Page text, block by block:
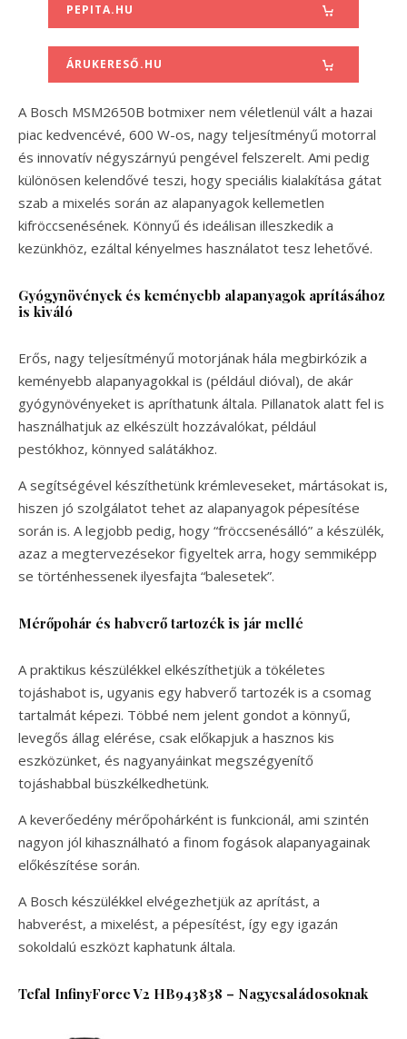
PEPITA.HU
ÁRUKERESŐ.HU
A Bosch MSM2650B botmixer nem véletlenül vált a hazai
piac kedvencévé, 600 W-os, nagy teljesítményű motorral
és innovatív négyszárnyú pengével felszerelt. Ami pedig
különösen kelendővé teszi, hogy speciális kialakítása gátat
szab a mixelés során az alapanyagok kellemetlen
kifröccsenésének. Könnyű és ideálisan illeszkedik a
kezünkhöz, ezáltal kényelmes használatot tesz lehetővé.
Gyógynövények és keményebb alapanyagok aprításához
is kiváló
Erős, nagy teljesítményű motorjának hála megbirkózik a
keményebb alapanyagokkal is (például dióval), de akár
gyógynövényeket is apríthatunk általa. Pillanatok alatt fel is
használhatjuk az elkészült hozzávalókat, például
pestókhoz, könnyed salátákhoz.
A segítségével készíthetünk krémleveseket, mártásokat is,
hiszen jó szolgálatot tehet az alapanyagok pépesítése
során is. A legjobb pedig, hogy “fröccsenésálló” a készülék,
azaz a megtervezésekor figyeltek arra, hogy semmiképp
se történhessenek ilyesfajta “balesetek”.
Mérőpohár és habverő tartozék is jár mellé
A praktikus készülékkel elkészíthetjük a tökéletes
tojáshabot is, ugyanis egy habverő tartozék is a csomag
tartalmát képezi. Többé nem jelent gondot a könnyű,
levegős állag elérése, csak előkapjuk a hasznos kis
eszközünket, és nagyanyáinkat megszégyenítő
tojáshabbal büszkélkedhetünk.
A keverőedény mérőpohárként is funkcionál, ami szintén
nagyon jól kihasználható a finom fogások alapanyagainak
előkészítése során.
A Bosch készülékkel elvégezhetjük az aprítást, a
habverést, a mixelést, a pépesítést, így egy igazán
sokoldalú eszközt kaphatunk általa.
Tefal InfinyForce V2 HB943838 – Nagycsaládosoknak